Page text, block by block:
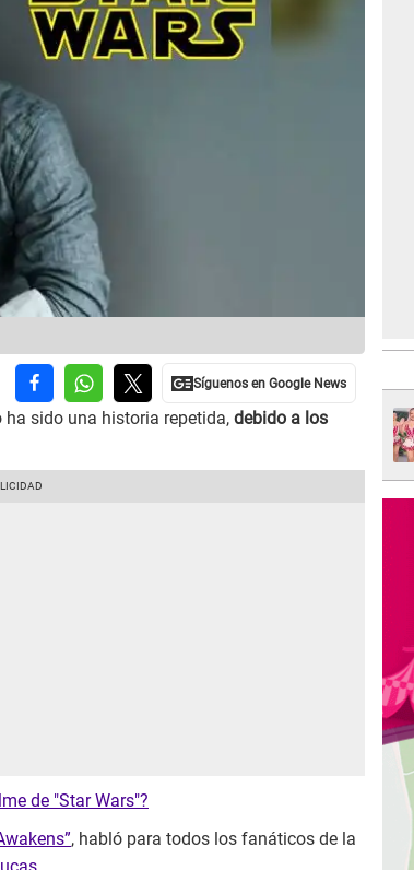
sido una historia repetida, debido a los
de "Star Wars"?
, habló para todos los fanáticos de la